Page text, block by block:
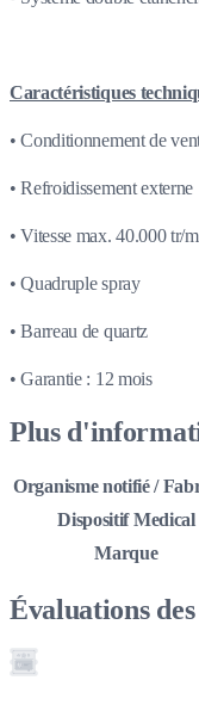
Caractéristiques
• Conditionnement de
• Refroidissement externe
• Vitesse max. 40.000 tr/
• Quadruple spray
• Barreau de quartz
• Garantie : 12 mois
Plus
Organisme notifié /
Dispositif Medical
Marque
Évaluations